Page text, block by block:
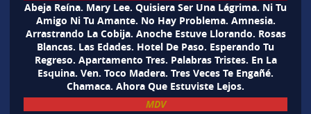
Abeja Reína. Mary Lee. Quisiera Ser Una Lágrima. Ni Tu
Amigo Ni Tu Amante. No Hay Problema. Amnesia.
Arrastrando La Cobija. Anoche Estuve Llorando. Rosas
Blancas. Las Edades. Hotel De Paso. Esperando Tu
Regreso. Apartamento Tres. Palabras Tristes. En La
Esquina. Ven. Toco Madera. Tres Veces Te Engañé.
Chamaca. Ahora Que Estuviste Lejos.
MDV